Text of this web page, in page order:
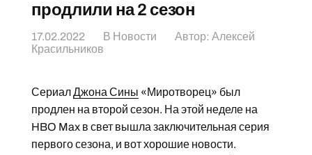
продлили на 2 сезон
17.02.2022 В Новости Автор: Алексей
Красильников
СериалДжона Сины «Миротворец» был
продлен на второй сезон. На этой неделе на
HBO Max в свет вышла заключительная серия
первого сезона, и вот хорошие новости.